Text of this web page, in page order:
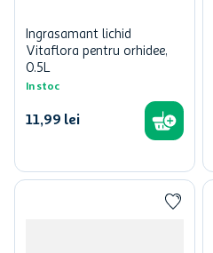
Ingrasamant lichid
Vitaflora pentru orhidee,
0.5L
In stoc
11,99 lei